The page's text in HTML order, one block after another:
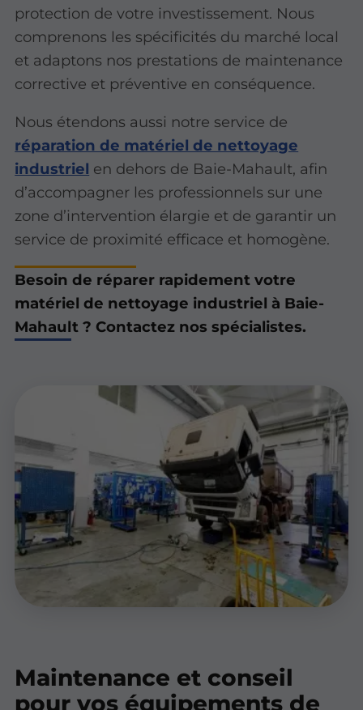
protection de votre investissement. Nous
comprenons les spécificités du marché local
et adaptons nos prestations de maintenance
corrective et préventive en conséquence.
Nous étendons aussi notre service de
réparation de matériel de nettoyage
industriel en dehors de Baie-Mahault, afin
d’accompagner les professionnels sur une
zone d’intervention élargie et de garantir un
service de proximité efficace et homogène.
Besoin de réparer rapidement votre
matériel de nettoyage industriel à Baie-
Mahault ? Contactez nos spécialistes.
Maintenance et conseil
pour vos équipements de